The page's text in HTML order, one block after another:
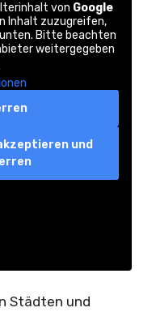
von Google
Inhalt zuzugreifen,
Bitte beachten
weitergegeben
und
Städten und